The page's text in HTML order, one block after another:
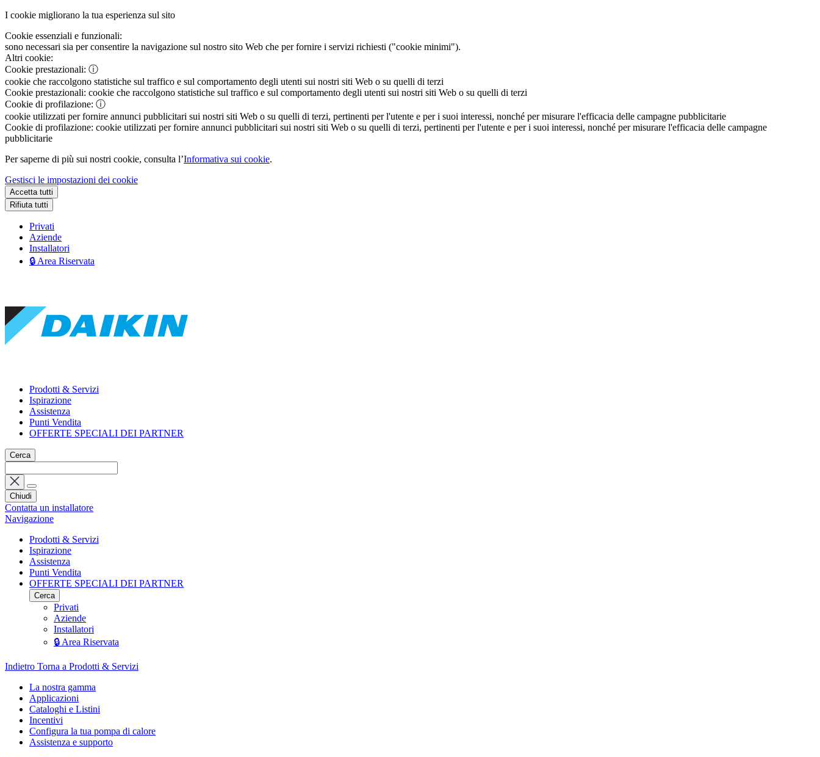
I cookie migliorano la tua esperienza sul sito
Cookie essenziali e funzionali:
sono necessari sia per consentire la navigazione sul nostro sito Web che per fornire i servizi richiesti ("cookie minimi").
Altri cookie:
Cookie prestazionali: ⓘ
cookie che raccolgono statistiche sul traffico e sul comportamento degli utenti sui nostri siti Web o su quelli di terzi
Cookie prestazionali: cookie che raccolgono statistiche sul traffico e sul comportamento degli utenti sui nostri siti Web o su quelli di terzi
Cookie di profilazione: ⓘ
cookie utilizzati per fornire annunci pubblicitari sui nostri siti Web o su quelli di terzi, pertinenti per l'utente e per i suoi interessi, nonché per misurare l'efficacia delle campagne pubblicitarie
Cookie di profilazione: cookie utilizzati per fornire annunci pubblicitari sui nostri siti Web o su quelli di terzi, pertinenti per l'utente e per i suoi interessi, nonché per misurare l'efficacia delle campagne
pubblicitarie
Per saperne di più sui nostri cookie, consulta l’Informativa sui cookie.
Gestisci le impostazioni dei cookie
Accetta tutti
Rifiuta tutti
Privati
Aziende
Installatori
🔒 Area Riservata
Prodotti & Servizi
Ispirazione
Assistenza
Punti Vendita
OFFERTE SPECIALI DEI PARTNER
Cerca
Chiudi
Contatta un installatore
Navigazione
Prodotti & Servizi
Ispirazione
Assistenza
Punti Vendita
OFFERTE SPECIALI DEI PARTNER
Cerca
Privati
Aziende
Installatori
🔒 Area Riservata
Indietro Torna a Prodotti & Servizi
La nostra gamma
Applicazioni
Cataloghi e Listini
Incentivi
Configura la tua pompa di calore
Assistenza e supporto